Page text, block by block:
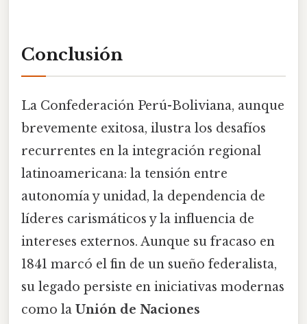
Conclusión
La Confederación Perú-Boliviana, aunque
brevemente exitosa, ilustra los desafíos
recurrentes en la integración regional
latinoamericana: la tensión entre
autonomía y unidad, la dependencia de
líderes carismáticos y la influencia de
intereses externos. Aunque su fracaso en
1841 marcó el fin de un sueño federalista,
su legado persiste en iniciativas modernas
como la Unión de Naciones